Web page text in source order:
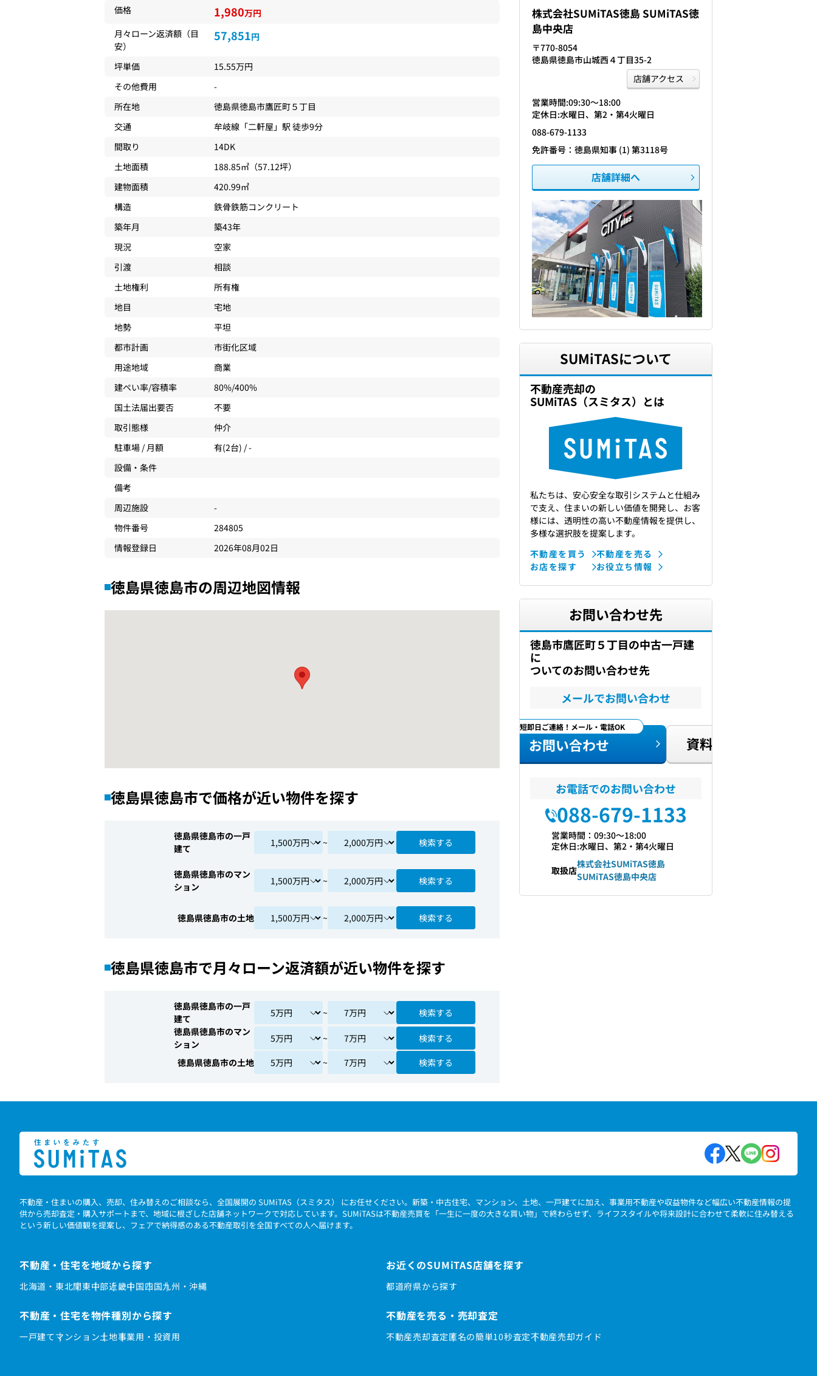
価格 1,980万円
月々ローン返済額（目
安）
57,851円
坪単価
15.55万円
その他費用
-
所在地
徳島県徳島市鷹匠町５丁目
交通
牟岐線 「二軒屋 」駅 徒歩9分
間取り
14DK
土地面積
188.85㎡（57.12坪）
建物面積
420.99㎡
構造
鉄骨鉄筋コンクリート
築年月
築43年
現況
空家
引渡
相談
土地権利
所有権
地目
宅地
地勢
平坦
都市計画
市街化区域
用途地域
商業
建ぺい率/容積率
80%/400%
国土法届出要否
不要
取引態様
仲介
駐車場 / 月額
有(2台) / -
設備・条件
備考
周辺施設
-
物件番号
284805
情報登録日
2026年08月02日
徳島県徳島市の周辺地図情報
徳島県徳島市で価格が近い物件を探す
徳島県徳島市の一戸
建て
~ 検索する
徳島県徳島市のマン
ション
~ 検索する
徳島県徳島市の土地 ~ 検索する
徳島県徳島市で月々ローン返済額が近い物件を探す
徳島県徳島市の一戸
建て
~
検索する
徳島県徳島市のマン
ション
~
検索する
徳島県徳島市の土地
~ 検索する
株式会社SUMiTAS徳島 SUMiTAS徳
島中央店
〒770-8054
徳島県徳島市山城西４丁目35-2
店舗アクセス
営業時間:09:30〜18:00
定休日:水曜日、第2・第4火曜日
088-679-1133
免許番号：徳島県知事 (1) 第3118号
店舗詳細へ
SUMiTASについて
不動産売却の
SUMiTAS（スミタス）とは
私たちは、安心安全な取引システムと仕組み
で支え、住まいの新しい価値を開発し、お客
様には、透明性の高い不動産情報を提供し、
多様な選択肢を提案します。
不動産を買う
不動産を売る
お店を探す
お役立ち情報
お問い合わせ先
徳島市鷹匠町５丁目の中古一戸建
に
ついてのお問い合わせ先
メールでお問い合わせ
最短即日ご連絡！メール・電話OK
お問い合わせ 資料請求
お電話でのお問い合わせ
088-679-1133
営業時間：09:30〜18:00
定休日:水曜日、第2・第4火曜日
取扱店
株式会社SUMiTAS徳島
SUMiTAS徳島中央店
不動産・住まいの購入、売却、住み替えのご相談なら、全国展開の SUMiTAS（スミタス） にお任せください。新築・中古住宅、マンション、土地、一戸建てに加え、事業用不動産や収益物件など幅広い不動産情報の提
供から売却査定・購入サポートまで、地域に根ざした店舗ネットワークで対応しています。SUMiTASは不動産売買を「一生に一度の大きな買い物」で終わらせず、ライフスタイルや将来設計に合わせて柔軟に住み替える
という新しい価値観を提案し、フェアで納得感のある不動産取引を全国すべての人へ届けます。
不動産・住宅を地域から探す
北海道・東北関東中部近畿中国四国九州・沖縄
お近くのSUMiTAS店舗を探す
都道府県から探す
不動産・住宅を物件種別から探す
一戸建てマンション土地事業用・投資用
不動産を売る・売却査定
不動産売却査定匿名の簡単10秒査定不動産売却ガイド